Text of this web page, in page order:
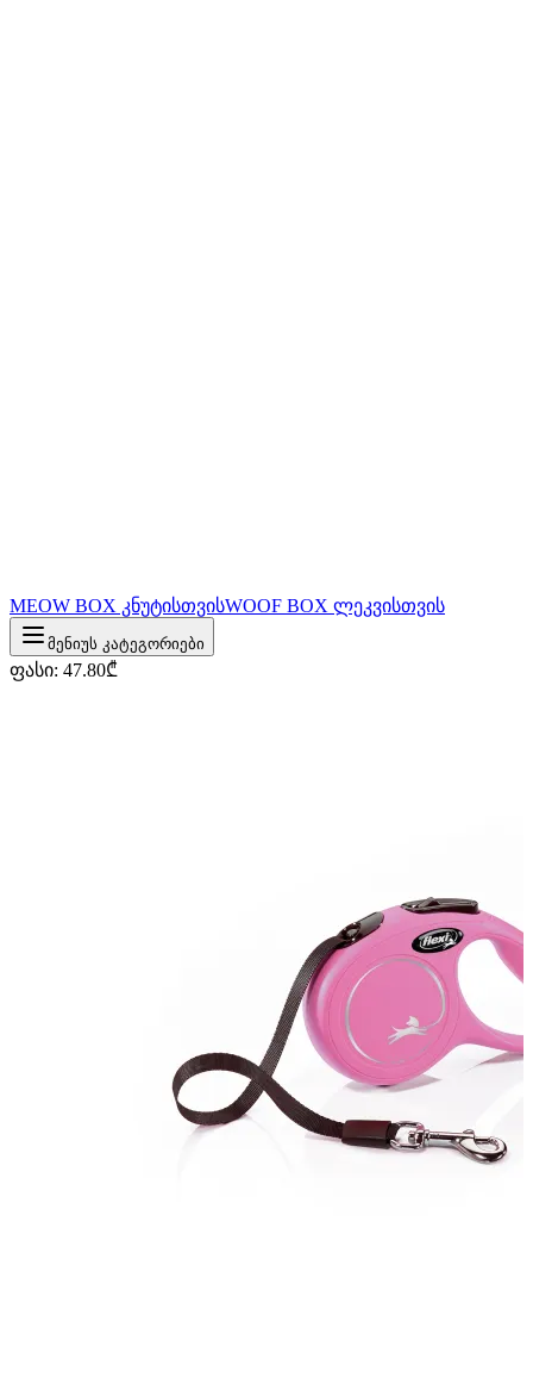
MEOW BOX კნუტისთვისWOOF BOX ლეკვისთვის
მენიუს კატეგორიები
ფასი: 47.80₾